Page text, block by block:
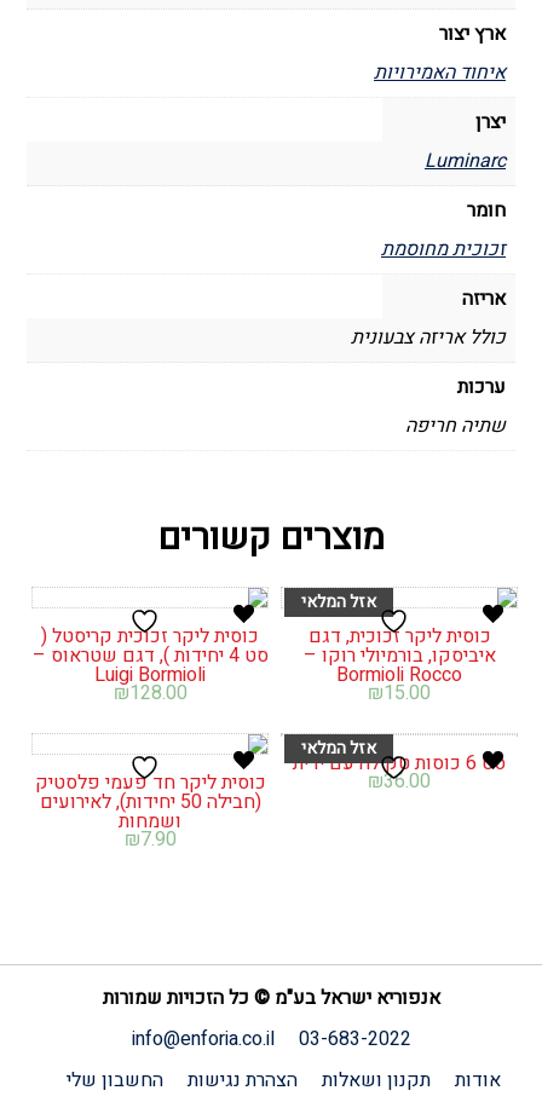
ארץ יצור
איחוד האמירויות
יצרן
Luminarc
חומר
זכוכית מחוסמת
אריזה
כולל אריזה צבעונית
ערכות
שתיה חריפה
מוצרים קשורים
כוסית ליקר זכוכית, דגם
איביסקו, בורמיולי רוקו –
Bormioli Rocco
₪15.00
כוסית ליקר זכוכית קריסטל (
סט 4 יחידות ), דגם שטראוס –
Luigi Bormioli
₪128.00
סט 6 כוסות טקילה עם ידית
₪36.00 כוסית ליקר חד פעמי פלסטיק
(חבילה 50 יחידות), לאירועים
ושמחות
₪7.90
אנפוריא ישראל בע"מ © כל הזכויות שמורות
03-683-2022
info@enforia.co.il
אודות
תקנון ושאלות הצהרת נגישות
החשבון שלי